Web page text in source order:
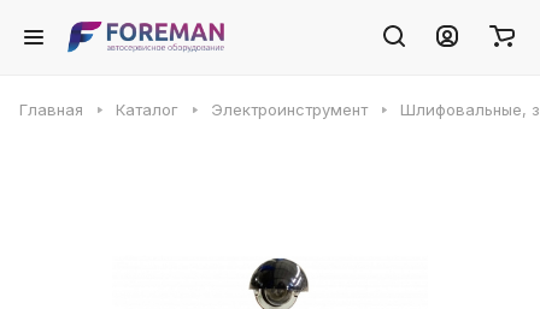
Главная Каталог Электроинструмент Шлифовальные,